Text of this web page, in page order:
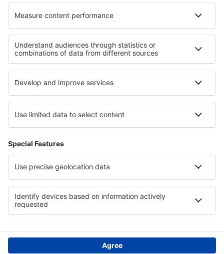
Cazare în Wendisch Rietz Cazare în Ile-Bizard
Cele mai bune locuri de cazare - regiuni
Cazare in Goa Cazare in Goa Cazare în Iguazú
Cazare in Upper Povazie
Cazare in Marino Ballena National Park